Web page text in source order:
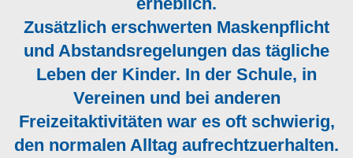
Zusätzlich erschwerten Maskenpflicht
und Abstandsregelungen das tägliche
Leben der Kinder. In der Schule, in
Vereinen und bei anderen
Freizeitaktivitäten war es oft schwierig,
den normalen Alltag aufrechtzuerhalten.